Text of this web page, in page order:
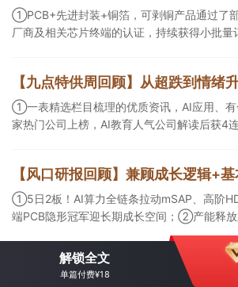
①PCB+先进封装+铜箔，可剥铜产品通过了
厂商及相关芯片终端的认证，持续获得小批量
等方面具有丰富经验，具备承接细胞与基因
产的合规资质，这家公司获净买入。
①一表精选栏目梳理的优质资讯，AI应用、有
家热门公司上榜，AI教育人气公司解读后获4连板； ②AI应
角前瞻产业供需情况，提及2家核心公司双双
①5日2板！AI算力全链条拉动mSAP、高阶
端PCB隐形冠军迎长期成长空间；②产能释放
未来3年缺口难消，深坑之际再梳理行业逻辑
③AI服务器、机器人带动MLCC景气周期持续
价预期暂未被市场定价，王牌自营前瞻捕捉“预
解锁全文
单篇付费¥18